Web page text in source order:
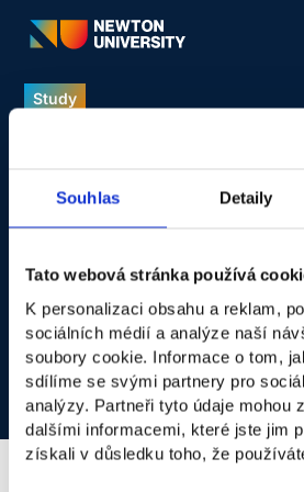
Souhlas Detaily
Tato webová stránka používá
K personalizaci obsahu a reklam,
sociálních médií a analýze naší
soubory cookie. Informace o tom,
sdílíme se svými partnery pro
analýzy. Partneři tyto údaje mohou
dalšími informacemi, které jste jim
získali v důsledku toho, že
Study
Strategic
Leadership
Find out more Find out more